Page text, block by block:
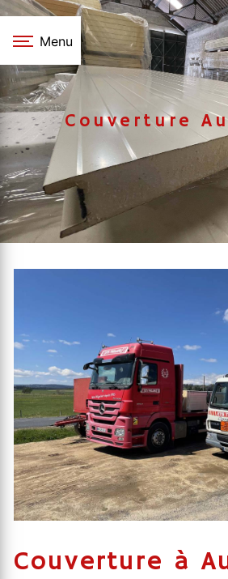
Panneau de gestion des cookies
Menu
Couverture
Couverture à